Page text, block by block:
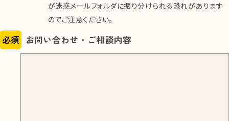
が迷惑メールフォルダに振り分けられる恐れがあります
のでご注意ください。
必須 お問い合わせ・ご相談内容